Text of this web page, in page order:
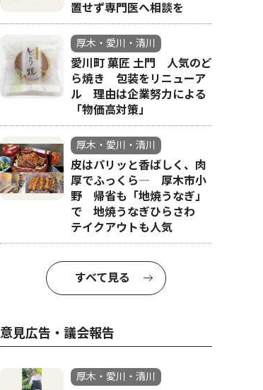
置せず専門医へ相談を
厚木・愛川・清川
愛川町 菓匠 土門 人気のど
ら焼き 包装をリニューア
ル 理由は企業努力による
「物価高対策」
厚木・愛川・清川
皮はパリッと香ばしく、肉
厚でふっくら― 厚木市小
野 帰省も「地焼うなぎ」
で 地焼うなぎひらさわ
テイクアウトも人気
すべて見る
意見広告・議会報告
厚木・愛川・清川